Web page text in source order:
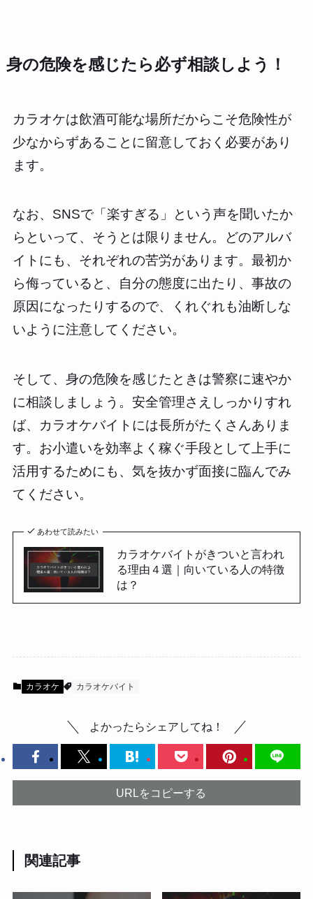
身の危険を感じたら必ず相談しよう！
カラオケは飲酒可能な場所だからこそ危険性が
少なからずあることに留意しておく必要があり
ます。
なお、SNSで「楽すぎる」という声を聞いたか
らといって、そうとは限りません。どのアルバ
イトにも、それぞれの苦労があります。最初か
ら侮っていると、自分の態度に出たり、事故の
原因になったりするので、くれぐれも油断しな
いように注意してください。
そして、身の危険を感じたときは警察に速やか
に相談しましょう。安全管理さえしっかりすれ
ば、カラオケバイトには長所がたくさんありま
す。お小遣いを効率よく稼ぐ手段として上手に
活用するためにも、気を抜かず面接に臨んでみ
てください。
あわせて読みたい
カラオケバイトがきついと言われ
る理由４選｜向いている人の特徴
は？
カラオケ カラオケバイト
よかったらシェアしてね！
URLをコピーする
関連記事